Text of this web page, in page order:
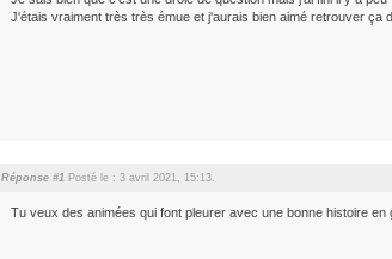
J'étais vraiment très très émue et j'aurais bien aimé retrouver ça
Réponse #1 Posté le : 3 avril 2021, 15:13.
Tu veux des animées qui font pleurer avec une bonne histoire